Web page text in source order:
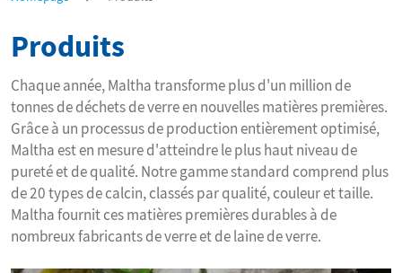
Produits
Chaque année, Maltha transforme plus d'un million de
tonnes de déchets de verre en nouvelles matières premières.
Grâce à un processus de production entièrement optimisé,
Maltha est en mesure d'atteindre le plus haut niveau de
pureté et de qualité. Notre gamme standard comprend plus
de 20 types de calcin, classés par qualité, couleur et taille.
Maltha fournit ces matières premières durables à de
nombreux fabricants de verre et de laine de verre.